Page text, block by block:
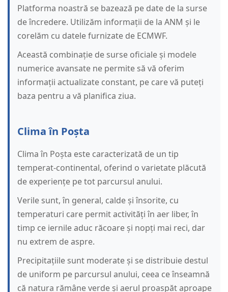
Platforma noastră se bazează pe date de la surse
de încredere. Utilizăm informații de la ANM și le
corelăm cu datele furnizate de ECMWF.
Această combinație de surse oficiale și modele
numerice avansate ne permite să vă oferim
informații actualizate constant, pe care vă puteți
baza pentru a vă planifica ziua.
Clima în Poșta
Clima în Poșta este caracterizată de un tip
temperat-continental, oferind o varietate plăcută
de experiențe pe tot parcursul anului.
Verile sunt, în general, calde și însorite, cu
temperaturi care permit activități în aer liber, în
timp ce iernile aduc răcoare și nopți mai reci, dar
nu extrem de aspre.
Precipitațiile sunt moderate și se distribuie destul
de uniform pe parcursul anului, ceea ce înseamnă
că natura rămâne verde și aerul proaspăt aproape